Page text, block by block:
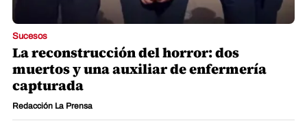
Sucesos
La reconstrucción del horror: dos
muertos y una auxiliar de enfermería
capturada
Redacción La Prensa